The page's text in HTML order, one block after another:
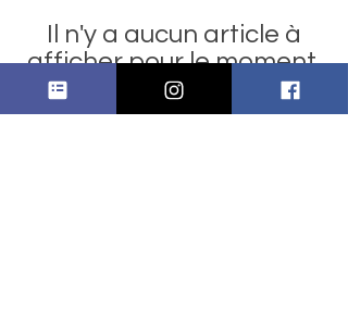
Il n'y a aucun article à
afficher pour le moment.